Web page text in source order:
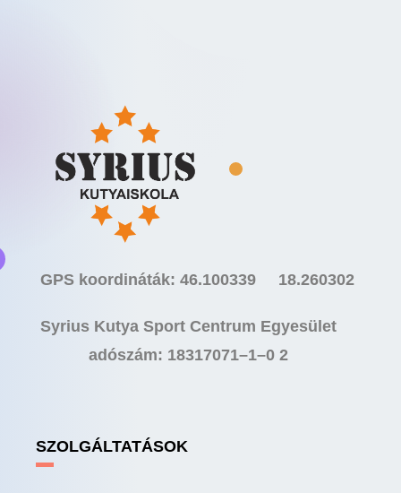
GPS koordináták: 46.100339 18.260302
Syrius Kutya Sport Centrum Egyesület
adószám: 18317071–1–0 2
SZOLGÁLTATÁSOK